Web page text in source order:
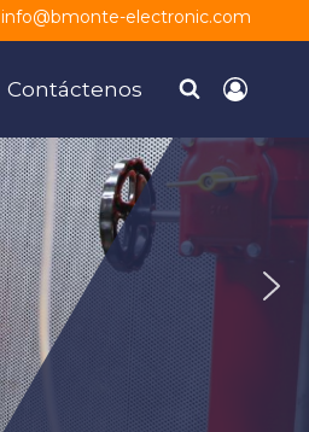
info@bmonte-electronic.com
Contáctenos